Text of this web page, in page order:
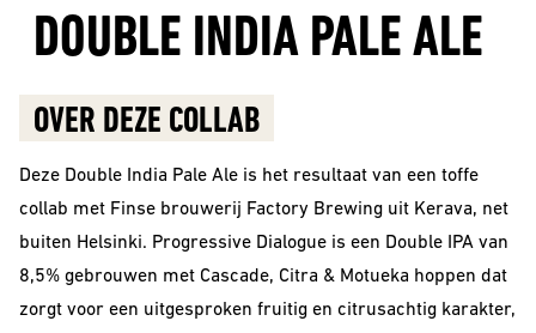
Alcohol Vrij /
Arm
Barrel Aged
Bieren
IPA
Sour
DOUBLE INDIA PALE ALE
OVER DEZE COLLAB
Deze Double India Pale Ale is het resultaat van een toffe
collab met Finse brouwerij Factory Brewing uit Kerava, net
buiten Helsinki. Progressive Dialogue is een Double IPA van
8,5% gebrouwen met Cascade, Citra & Motueka hoppen dat
zorgt voor een uitgesproken fruitig en citrusachtig karakter,